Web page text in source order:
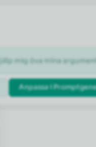
mig öva mina argument.
Anpassa i